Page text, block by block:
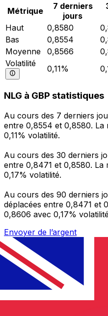
Métrique
7 derniers
jours
Haut
0,8580
Bas
0,8554
Moyenne
0,8566
Volatilité
0,11%
NLG à GBP statistiques
Au cours des 7 derniers
entre 0,8554 et 0,8580. La
0,11% volatilité.
Au cours des 30 derniers
entre 0,8471 et 0,8580. La
0,17% volatilité.
Au cours des 90 derniers
déplacées entre 0,8471 et
0,8606 avec 0,17%
Envoyer de l’argent
Gérez votre argent et
êtes en déplacement
L'application Xe réunit
nécessaires pour vos
et la gestion de vos